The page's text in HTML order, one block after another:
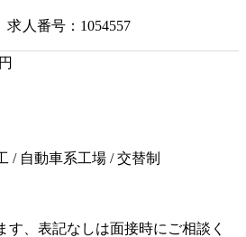
人番号：1054557
円
/ 自動車系工場 / 交替制
、表記なしは面接時にご相談く